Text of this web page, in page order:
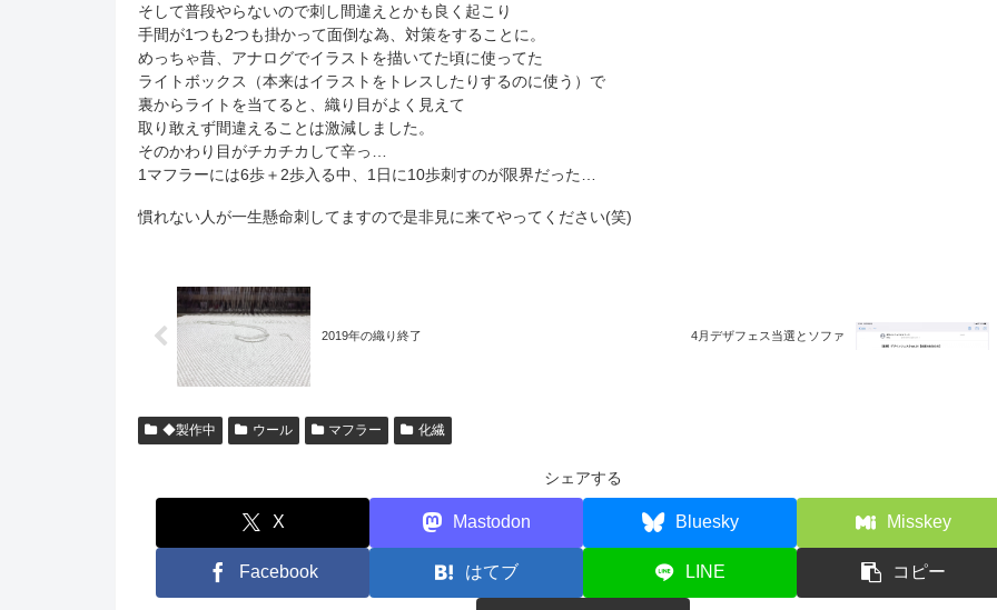
そして普段やらないので刺し間違えとかも良く起こり
手間が1つも2つも掛かって面倒な為、対策をすることに。
めっちゃ昔、アナログでイラストを描いてた頃に使ってた
ライトボックス（本来はイラストをトレスしたりするのに使う）で
裏からライトを当てると、織り目がよく見えて
取り敢えず間違えることは激減しました。
そのかわり目がチカチカして辛っ…
1マフラーには6歩＋2歩入る中、1日に10歩刺すのが限界だった…
慣れない人が一生懸命刺してますので是非見に来てやってください(笑)
2019年の織り終了 4月デザフェス当選とソファ
◆製作中 ウール マフラー 化繊
シェアする
X Mastodon Bluesky Misskey
Facebook はてブ LINE コピー